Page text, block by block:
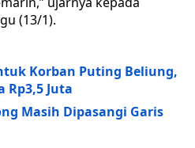
(13/1).
Korban Puting Beliung,
Rp3,5 Juta
Masih Dipasangi Garis